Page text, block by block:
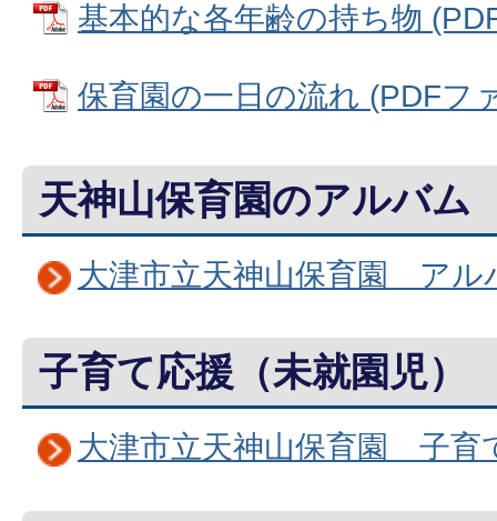
基本的な各年齢の持ち物
保育園の一日の流れ (PDFフ
天神山保育園のアルバム
大津市立天神山保育園 アル
子育て応援（未就園児）
大津市立天神山保育園 子育